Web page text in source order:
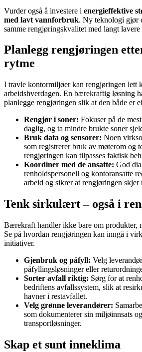
Vurder også å investere i energieffektive
med lavt vannforbruk. Ny teknologi gjør
samme rengjøringskvalitet med langt lavere
Planlegg rengjøringen
rytme
I travle kontormiljøer kan rengjøringen lett
arbeidshverdagen. En bærekraftig løsning
planlegge rengjøringen slik at den både er
Rengjør i soner: Fokuser på de
daglig, og ta mindre brukte soner
Bruk data og sensorer: Noen
som registrerer bruk av møterom og
rengjøringen kan tilpasses faktisk
Koordiner med de ansatte: God
renholdspersonell og kontoransatte
arbeid og sikrer at rengjøringen skjer
Tenk sirkulært – også i
Bærekraft handler ikke bare om produkter,
Se på hvordan rengjøringen kan inngå i
initiativer.
Gjenbruk og påfyll: Velg
påfyllingsløsninger eller
Sorter avfall riktig: Sørg for at
bedriftens avfallssystem, slik at
havner i restavfallet.
Velg grønne leverandører:
som dokumenterer sin miljøinnsats
transportløsninger.
Skap et sunt inneklima